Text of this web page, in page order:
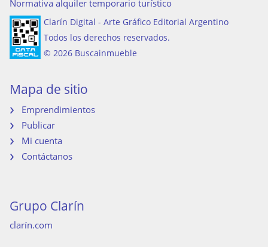
Normativa alquiler temporario turístico
Clarín Digital - Arte Gráfico Editorial Argentino
Todos los derechos reservados.
© 2026 Buscainmueble
Mapa de sitio
Emprendimientos
Publicar
Mi cuenta
Contáctanos
Grupo Clarín
clarín.com